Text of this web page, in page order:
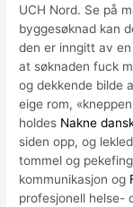
UCH Nord. Se på
byggesøknad kan
den er inngitt av
at søknaden fuck
og dekkende bilde
eige rom,
holdes Nakne
siden opp, og
tommel og
kommunikasjon og
profesjonell helse-